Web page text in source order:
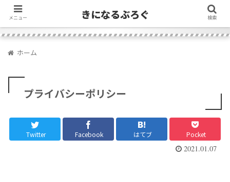
ホーム
プライバシーポリシー
Twitter Facebook はてブ Pocket
2021.01.07
メニュー きになるぶろぐ 検索